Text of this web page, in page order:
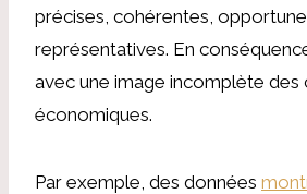
précises, cohérentes,
représentatives. En
avec une image incomplète
économiques.
Par exemple, des données